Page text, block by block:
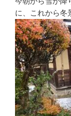
に、これから冬